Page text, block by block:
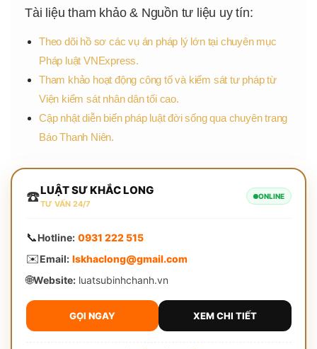
Tài liệu tham khảo & Nguồn tư liệu uy tín:
Theo dõi hồ sơ các vụ án pháp lý lớn tại chuyên mục
Pháp luật VNExpress.
Tham khảo hoạt động công tố và kiểm sát tư pháp từ
Viện kiểm sát nhân dân tối cao.
Cập nhật diễn biến pháp luật đời sống qua chuyên trang
Báo Thanh Niên.
☎️LUẬT SƯ KHẮC LONG
TƯ VẤN 24/7
ONLINE
📞Hotline: 0931 222 515
✉️Email: lskhaclong@gmail.com
🌐Website:luatsubinhchanh.vn
GỌI NGAY XEM CHI TIẾT